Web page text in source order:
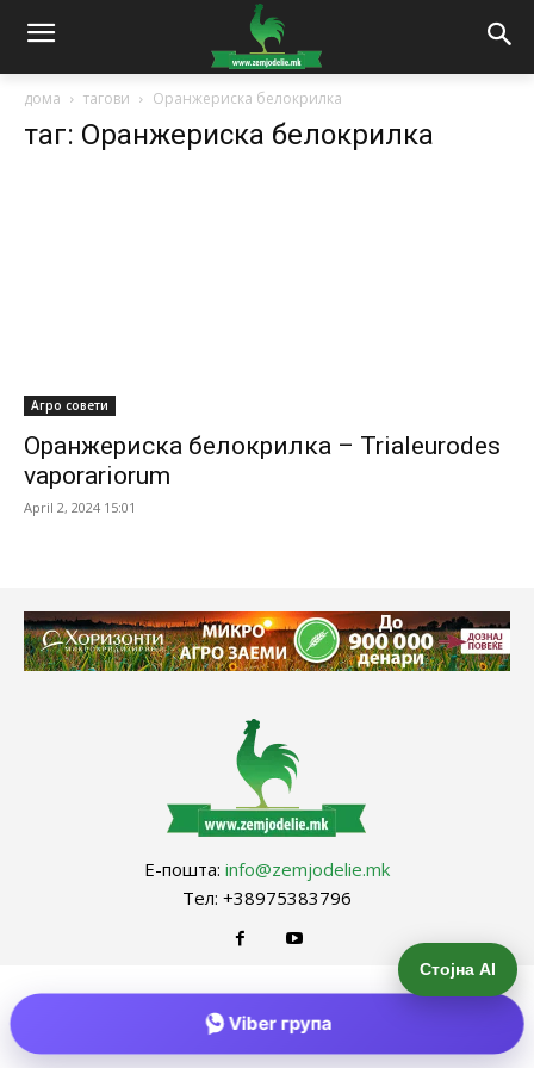
дома тагови Оранжериска белокрилка
таг: Оранжериска белокрилка
Агро совети
Оранжериска белокрилка – Trialeurodes
vaporariorum
April 2, 2024 15:01
Е-пошта: info@zemjodelie.mk
Тел: +38975383796
Стојна AI
Viber група